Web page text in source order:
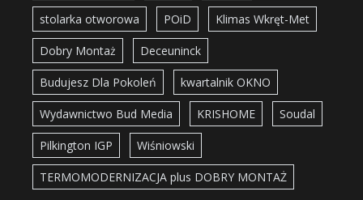
stolarka otworowa POiD Klimas Wkręt-Met
Dobry Montaż Deceuninck
Budujesz Dla Pokoleń kwartalnik OKNO
Wydawnictwo Bud Media KRISHOME Soudal
Pilkington IGP Wiśniowski
TERMOMODERNIZACJA plus DOBRY MONTAŻ